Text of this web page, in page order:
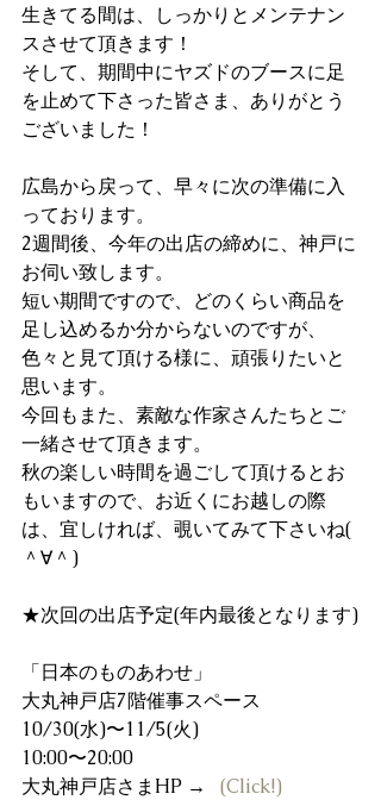
生きてる間は、しっかりとメンテナン
スさせて頂きます！
そして、期間中にヤズドのブースに足
を止めて下さった皆さま、ありがとう
ございました！
広島から戻って、早々に次の準備に入
っております。
2週間後、今年の出店の締めに、神戸に
お伺い致します。
短い期間ですので、どのくらい商品を
足し込めるか分からないのですが、
色々と見て頂ける様に、頑張りたいと
思います。
今回もまた、素敵な作家さんたちとご
一緒させて頂きます。
秋の楽しい時間を過ごして頂けるとお
もいますので、お近くにお越しの際
は、宜しければ、覗いてみて下さいね(
＾∀＾)
★次回の出店予定(年内最後となります)
「日本のものあわせ」
大丸神戸店7階催事スペース
10/30(水)〜11/5(火)
10:00〜20:00
大丸神戸店さまHP → (Click!)